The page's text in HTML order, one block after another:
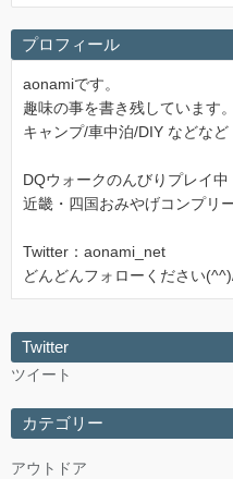
プロフィール
aonamiです。
趣味の事を書き残しています。
キャンプ/車中泊/DIY などなど
DQウォークのんびりプレイ中
近畿・四国おみやげコンプリ
Twitter：aonami_net
どんどんフォローください
Twitter
ツイート
カテゴリー
アウトドア